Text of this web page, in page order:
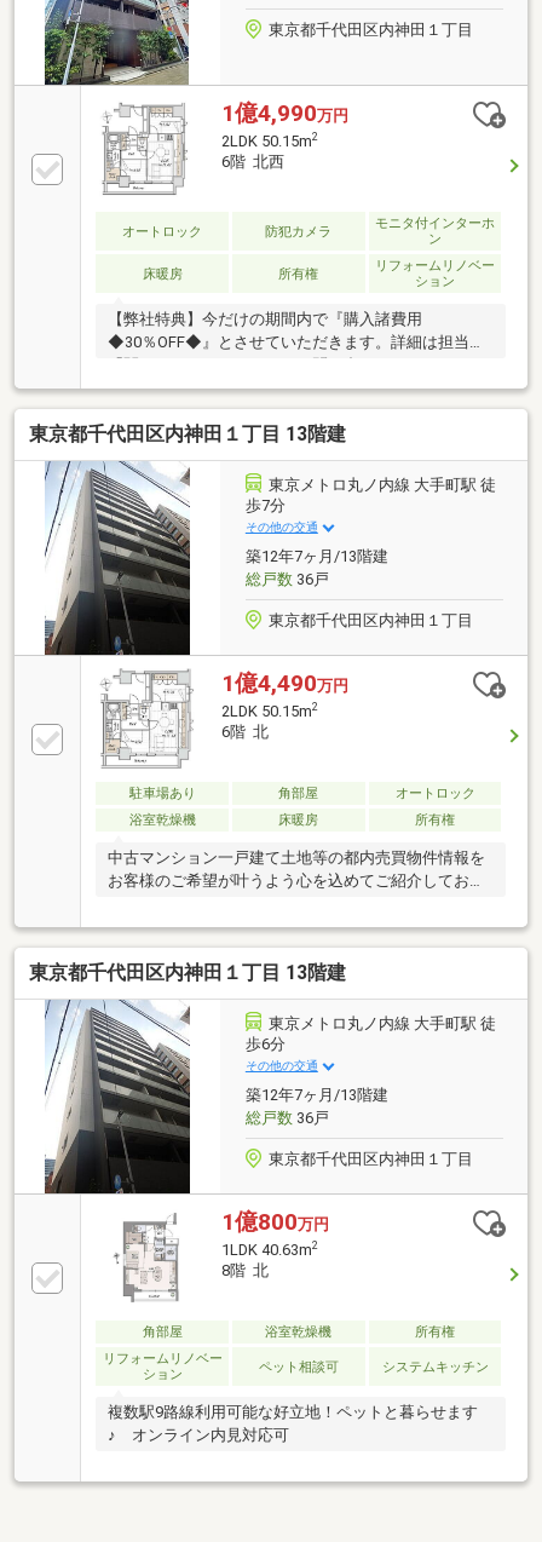
東京都千代田区内神田１丁目
1億4,990万円
2LDK 50.15m2
6階 北西
オートロック 防犯カメラ
モニタ付インターホ
ン
床暖房 所有権
リフォームリノベー
ション
【弊社特典】今だけの期間内で『購入諸費用
◆30％OFF◆』とさせていただきます。詳細は担当
得な特典となっておりますので是非お早めにご連絡く
ださいませ。
東京都千代田区内神田１丁目 13階建
東京メトロ丸ノ内線 大手町駅 徒
歩7分
その他の交通
築12年7ヶ月/13階建
総戸数36戸
東京都千代田区内神田１丁目
1億4,490万円
2LDK 50.15m2
6階 北
駐車場あり 角部屋
オートロック
浴室乾燥機
床暖房 所有権
中古マンション一戸建て土地等の都内売買物件情報を
お客様のご希望が叶うよう心を込めてご紹介しており
東京都千代田区内神田１丁目 13階建
東京メトロ丸ノ内線 大手町駅 徒
歩6分
その他の交通
築12年7ヶ月/13階建
総戸数36戸
東京都千代田区内神田１丁目
1億800万円
1LDK 40.63m2
8階 北
角部屋 浴室乾燥機
所有権
リフォームリノベー
ション
ペット相談可 システムキッチン
複数駅9路線利用可能な好立地！ペットと暮らせます
♪ オンライン内見対応可